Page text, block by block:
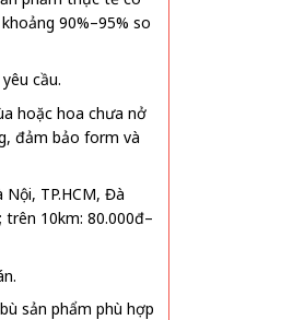
90%–95% so
cầu.
hoặc hoa chưa nở
đảm bảo form và
TP.HCM, Đà
trên 10km: 80.000đ–
sản phẩm phù hợp